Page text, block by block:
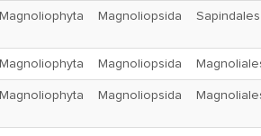
Magnoliophyta Magnoliopsida Sapindales
Magnoliophyta Magnoliopsida
Magnoliophyta Magnoliopsida